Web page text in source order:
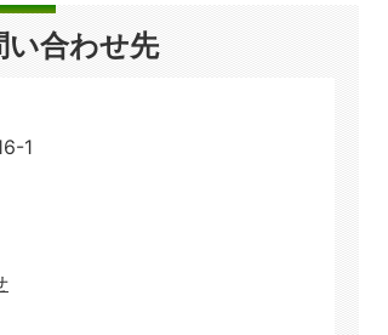
い合わせ先
1